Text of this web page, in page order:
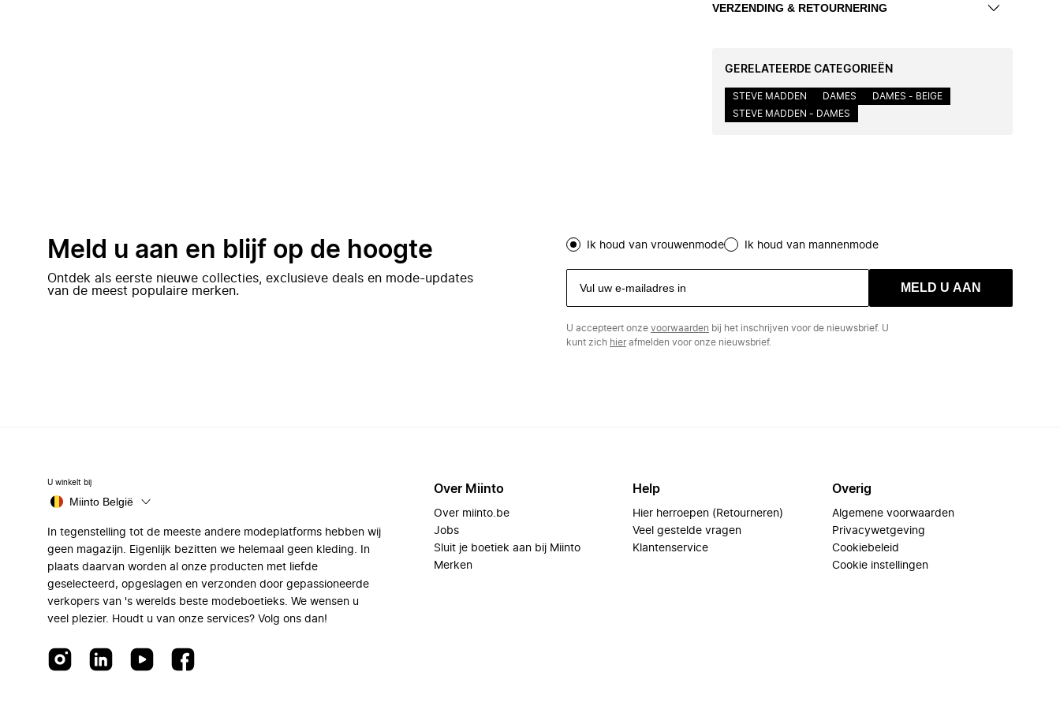
VERZENDING & RETOURNERING
GERELATEERDE CATEGORIEËN
STEVE MADDEN DAMES
DAMES - BEIGE
STEVE MADDEN - DAMES
Meld u aan en blijf op de hoogte
Ontdek als eerste nieuwe collecties, exclusieve deals en mode-updates
van de meest populaire merken.
Ik houd van vrouwenmode Ik houd van mannenmode
MELD U AAN
U accepteert onze voorwaarden bij het inschrijven voor de nieuwsbrief. U
kunt zich hierafmelden voor onze nieuwsbrief.
U winkelt bij
Miinto België
In tegenstelling tot de meeste andere modeplatforms hebben wij
geen magazijn. Eigenlijk bezitten we helemaal geen kleding. In
plaats daarvan worden al onze producten met liefde
geselecteerd, opgeslagen en verzonden door gepassioneerde
verkopers van 's werelds beste modeboetieks. We wensen u
veel plezier. Houdt u van onze services? Volg ons dan!
Over Miinto
Over miinto.be
Jobs
Sluit je boetiek aan bij Miinto
Merken
Help
Hier herroepen (Retourneren)
Veel gestelde vragen
Klantenservice
Overig
Algemene voorwaarden
Privacywetgeving
Cookiebeleid
Cookie instellingen